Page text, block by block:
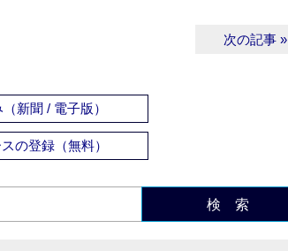
次の記事 »
新聞 / 電子版）
の登録（無料）
検 索